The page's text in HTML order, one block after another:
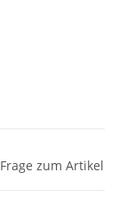
Frage zum Artikel